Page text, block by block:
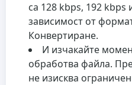
са 128 kbps, 192 kbps
зависимост от
Конвертиране.
И изчакайте
обработва файла.
не изисква